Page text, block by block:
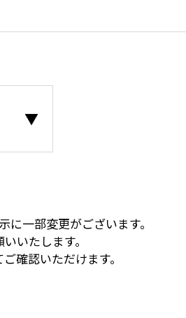
一部変更がございます。
いたします。
確認いただけます。